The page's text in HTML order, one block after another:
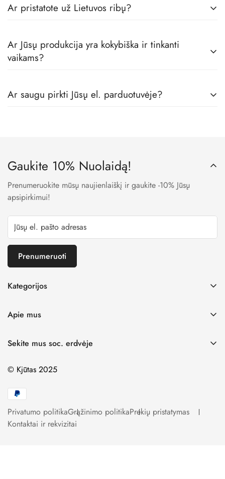
Ar pristatote už Lietuvos ribų?
Ar Jūsų produkcija yra kokybiška ir tinkanti
vaikams?
gamintojais, todėl visos prekės pas mus yra skirtos būtent
Ar saugu pirkti Jūsų el. parduotuvėje?
Gaukite 10% Nuolaidą!
Prenumeruokite mūsų naujienlaiškį ir gaukite -10% Jūsų
apsipirkimui!
Prenumeruoti
Kategorijos
Berniukams
Išpardavimas
Mokyklinė Apranga
Naujienos
Žaislai
Apie mus
Prekių pristatymas
Sekite mus soc. erdvėje
© Kjūtas 2025
Privatumo politikaGrąžinimo politikaPrekių pristatymas
Kontaktai ir rekvizitai